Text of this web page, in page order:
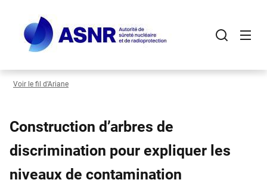
contenu
principal
Voir le fil d’Ariane
Construction d’arbres de
discrimination pour expliquer les
niveaux de contamination